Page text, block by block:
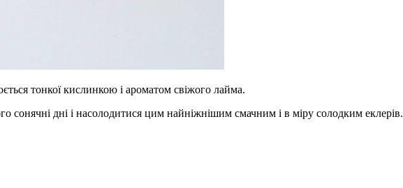
тонкої кислинкою і ароматом свіжого лайма.
сонячні дні і насолодитися цим найніжнішим смачним і в міру солодким еклерів.